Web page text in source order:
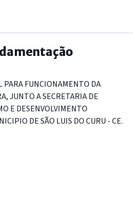
PARA FUNCIONAMENTO DA
JUNTO A SECRETARIA DE
E DESENVOLVIMENTO
DE SÃO LUIS DO CURU - CE.